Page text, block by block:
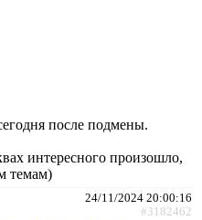
после подмены.
интересного произошло,
темам)
24/11/2024 20:00:16
#3182462